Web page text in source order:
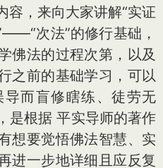
容，来向大家讲解“实证
次法”的修行基础，
佛法的过程次第，以及
之前的基础学习，可以
而盲修瞎练、徒劳无
是根据 平实导师的著作
想要觉悟佛法智慧、实
进一步地详细且应反复